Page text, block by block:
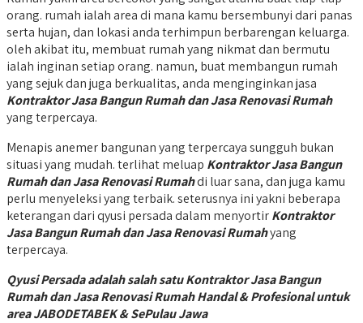
orang. rumah ialah area di mana kamu bersembunyi dari panas
serta hujan, dan lokasi anda terhimpun berbarengan keluarga.
oleh akibat itu, membuat rumah yang nikmat dan bermutu
ialah inginan setiap orang. namun, buat membangun rumah
yang sejuk dan juga berkualitas, anda menginginkan jasa
Kontraktor Jasa Bangun Rumah dan Jasa Renovasi Rumah
yang terpercaya.
Menapis anemer bangunan yang terpercaya sungguh bukan
situasi yang mudah. terlihat meluap Kontraktor Jasa Bangun
Rumah dan Jasa Renovasi Rumahdi luar sana, dan juga kamu
perlu menyeleksi yang terbaik. seterusnya ini yakni beberapa
keterangan dari qyusi persada dalam menyortirKontraktor
Jasa Bangun Rumah dan Jasa Renovasi Rumahyang
terpercaya.
Qyusi Persada adalah salah satu Kontraktor Jasa Bangun
Rumah dan Jasa Renovasi Rumah Handal & Profesional untuk
area JABODETABEK & SePulau Jawa